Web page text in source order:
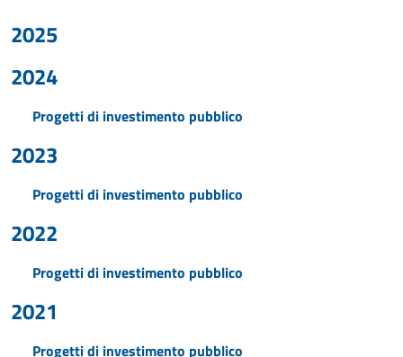
2025
2024
Progetti di investimento pubblico
2023
Progetti di investimento pubblico
2022
Progetti di investimento pubblico
2021
Progetti di investimento pubblico